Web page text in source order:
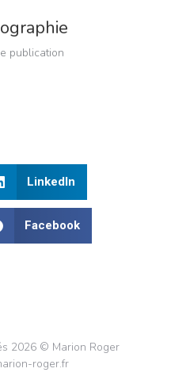
publication
LinkedIn
Facebook
2026 © Marion Roger
roger.fr